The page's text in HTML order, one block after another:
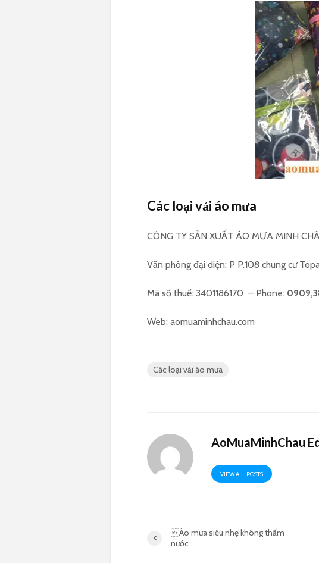
Các loại vải áo mưa
CÔNG TY SẢN XUẤT ÁO MƯA MINH
Văn phòng đại diện: P P.108 chung cư
Mã số thuế: 3401186170 – Phone:
Web: aomuaminhchau.com
Các loại vải áo mưa
AoMuaMinhChau
VIEW ALL POSTS
Áo mưa siêu nhẹ không thấm
nước